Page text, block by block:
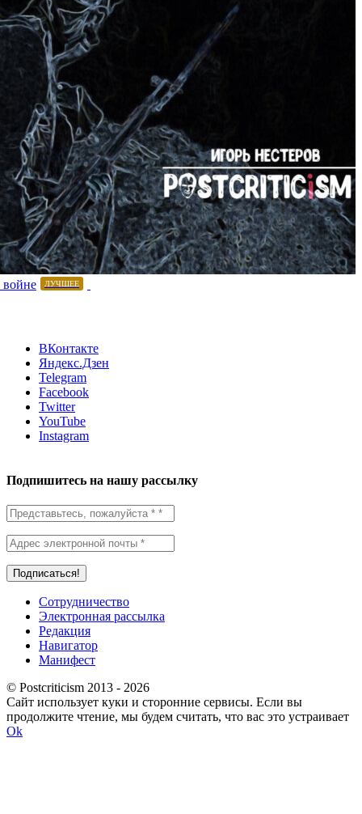
ЛУЧШЕЕ
ВКонтакте
Яндекс.Дзен
Telegram
Facebook
Twitter
YouTube
Instagram
Подпишитесь на нашу рассылку
Сотрудничество
Электронная рассылка
Редакция
Навигатор
Манифест
© Postcriticism 2013 - 2026
Сайт использует куки и сторонние сервисы. Если вы
продолжите чтение, мы будем считать, что вас это устраивает
Ok